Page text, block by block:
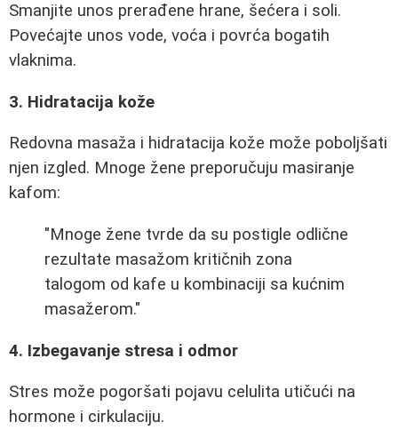
Smanjite unos prerađene hrane, šećera i soli.
Povećajte unos vode, voća i povrća bogatih
vlaknima.
3. Hidratacija kože
Redovna masaža i hidratacija kože može poboljšati
njen izgled. Mnoge žene preporučuju masiranje
kafom:
"Mnoge žene tvrde da su postigle odlične
rezultate masažom kritičnih zona
talogom od kafe u kombinaciji sa kućnim
masažerom."
4. Izbegavanje stresa i odmor
Stres može pogoršati pojavu celulita utičući na
hormone i cirkulaciju.